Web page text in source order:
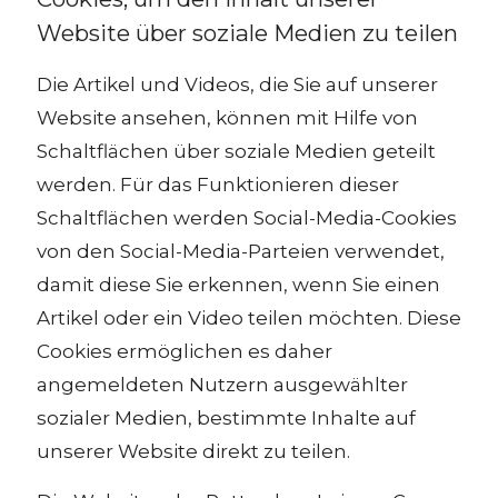
Website über soziale Medien zu teilen
Die Artikel und Videos, die Sie auf unserer
Website ansehen, können mit Hilfe von
Schaltflächen über soziale Medien geteilt
werden. Für das Funktionieren dieser
Schaltflächen werden Social-Media-Cookies
von den Social-Media-Parteien verwendet,
damit diese Sie erkennen, wenn Sie einen
Artikel oder ein Video teilen möchten. Diese
Cookies ermöglichen es daher
angemeldeten Nutzern ausgewählter
sozialer Medien, bestimmte Inhalte auf
unserer Website direkt zu teilen.